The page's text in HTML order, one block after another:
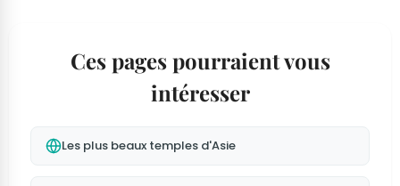
Ces pages pourraient vous
intéresser
Les plus beaux temples d'Asie